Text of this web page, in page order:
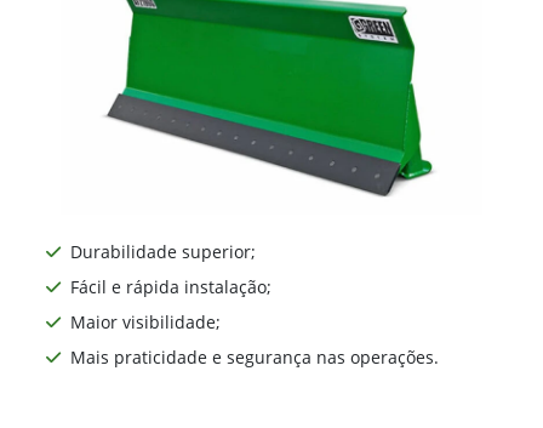
Durabilidade superior;
Fácil e rápida instalação;
Maior visibilidade;
Mais praticidade e segurança nas operações.